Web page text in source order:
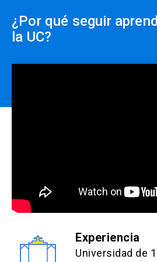
info Los descuentos NO
¿Por qué seguir
la UC?
Experiencia
Universidad de